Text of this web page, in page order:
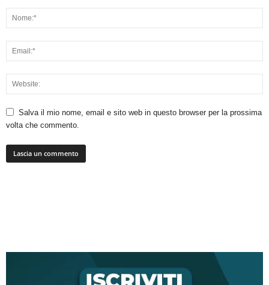
Salva il mio nome, email e sito web in questo browser per la prossima
volta che commento.